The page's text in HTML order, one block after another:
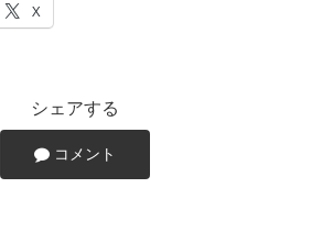
X
シェアする
コメント